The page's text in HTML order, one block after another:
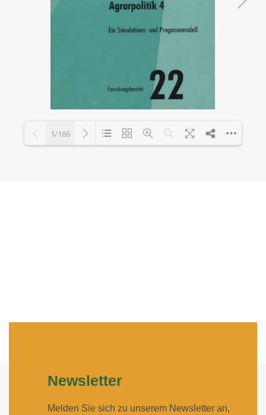
1/166
Newsletter
Melden Sie sich zu unserem Newsletter an,